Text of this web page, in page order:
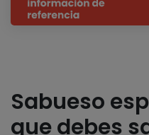
Sabueso
que debes